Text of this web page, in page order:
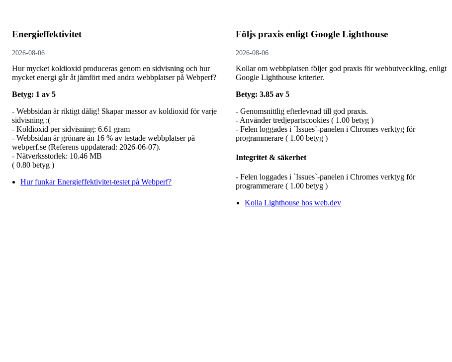
Energieffektivitet
2026-08-06
Hur mycket koldioxid produceras genom en sidvisning och hur
mycket energi går åt jämfört med andra webbplatser på Webperf?
Betyg: 1 av 5
- Webbsidan är riktigt dålig! Skapar massor av koldioxid för varje
sidvisning :(
- Koldioxid per sidvisning: 6.61 gram
- Webbsidan är grönare än 16 % av testade webbplatser på
webperf.se (Referens uppdaterad: 2026-06-07).
- Nätverksstorlek: 10.46 MB
( 0.80 betyg )
Hur funkar Energieffektivitet-testet på Webperf?
Följs praxis enligt Google Lighthouse
2026-08-06
Kollar om webbplatsen följer god praxis för webbutveckling, enligt
Google Lighthouse kriterier.
Betyg: 3.85 av 5
- Genomsnittlig efterlevnad till god praxis.
- Använder tredjepartscookies ( 1.00 betyg )
- Felen loggades i `Issues`-panelen i Chromes verktyg för
programmerare ( 1.00 betyg )
Integritet & säkerhet
- Felen loggades i `Issues`-panelen i Chromes verktyg för
programmerare ( 1.00 betyg )
Kolla Lighthouse hos web.dev